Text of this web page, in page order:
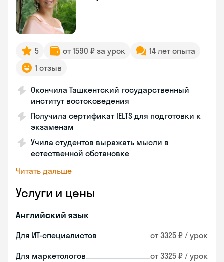
5 от 1590 ₽ за урок
14 лет опыта
1 отзыв
Окончила Ташкентский государственный
институт востоковедения
Получила сертификат IELTS для подготовки к
экзаменам
Учила студентов выражать мысли в
естественной обстановке
Читать дальше
Услуги и цены
Английский язык
Для ИТ-специалистов от 3325 ₽ / урок
Для маркетологов от 3325 ₽ / урок